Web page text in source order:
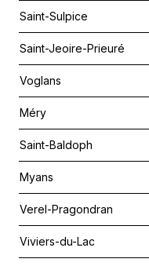
Saint-Sulpice
Saint-Jeoire-Prieuré
Voglans
Méry
Saint-Baldoph
Myans
Verel-Pragondran
Viviers-du-Lac